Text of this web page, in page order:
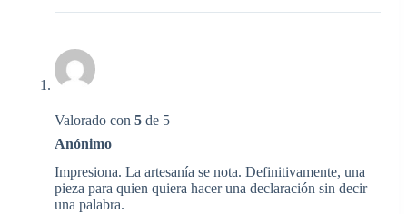
Valorado con 5 de 5
Anónimo
Impresiona. La artesanía se nota. Definitivamente, una
pieza para quien quiera hacer una declaración sin decir
una palabra.